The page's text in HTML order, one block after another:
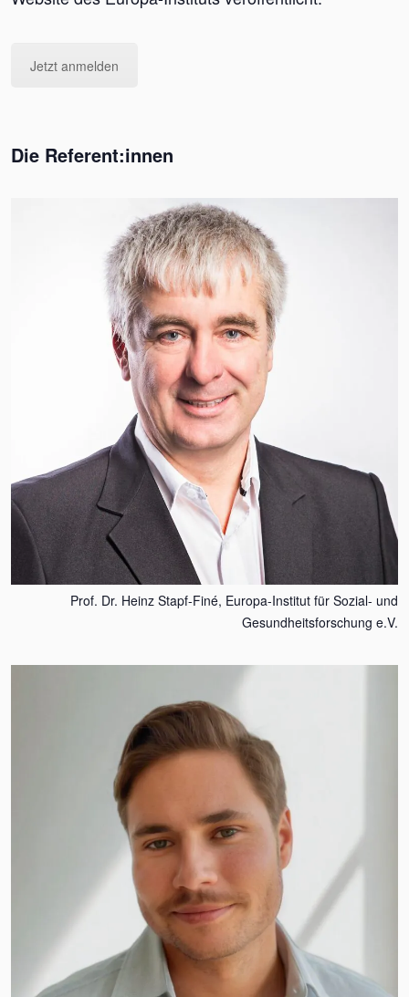
Jetzt anmelden
Die Referent:innen
Prof. Dr. Heinz Stapf-Finé, Europa-Institut für Sozial- und
Gesundheitsforschung e.V.